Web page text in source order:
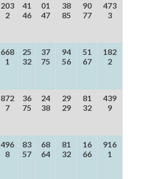
203
2
41
46
01
47
38
85
90
77
473
3
668
1
25
32
37
75
94
56
51
67
182
2
872
7
36
75
24
38
29
29
81
32
439
9
496
8
83
57
68
64
81
32
16
66
916
1